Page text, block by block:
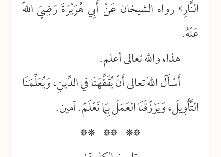
النَّارِ» رواه الشيخان عَنْ أَبِي هُرَيْرَةَ رَضِيَ اللهُ
عَنْهُ.
هذا، والله تعالى أعلم.
أَسْأَلُ اللهَ تعالى أَنْ يُفَقِّهَنَا في الدِّينِ، وَيُعَلِّمَنَا
التَّأْوِيلَ، وَيَرْزُقَنَا العَمَلَ بِمَا نَعْلَمُ.آمين.
** ** **